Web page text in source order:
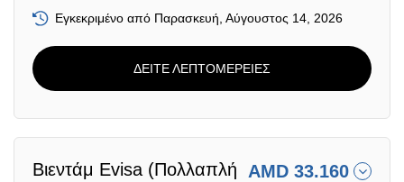
Εγκεκριμένο από Παρασκευή, Αύγουστος 14, 2026
ΔΕΙΤΕ ΛΕΠΤΟΜΕΡΕΙΕΣ
Βιεντάμ Evisa (Πολλαπλή
AMD 33.160